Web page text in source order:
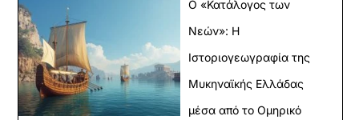
Ο «Κατάλογος των
Νεών»: Η
Ιστοριογεωγραφία της
Μυκηναϊκής Ελλάδας
μέσα από το Ομηρικό